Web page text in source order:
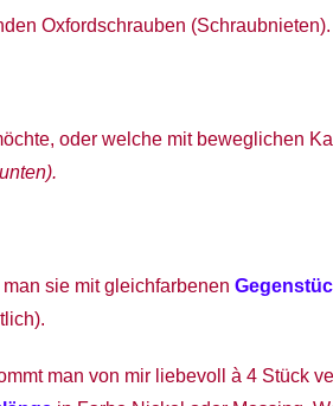
Oxfordschrauben (Schraubnieten).
oder welche mit beweglichen
sie mit gleichfarbenen
man von mir liebevoll à 4 Stück